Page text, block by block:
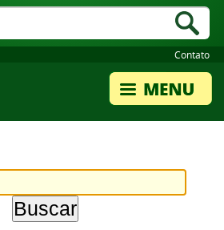
Contato